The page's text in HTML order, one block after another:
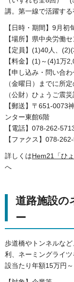
講。第一線で活躍する
【日時・期間】9月初
【場所】県中央労働
【定員】(1)40人、
【料金】(1)～(4)1万
【申し込み・問い合
（金曜日）までに所
（公財）ひょうご震
【郵送】〒651-0073
ンター東館6階
【電話】078-262-
【ファクス】078-
詳しくはHem21「ひ
へ
道路施設の
ー
歩道橋やトンネルな
利、ネーミングライ
設当たり年額15万円